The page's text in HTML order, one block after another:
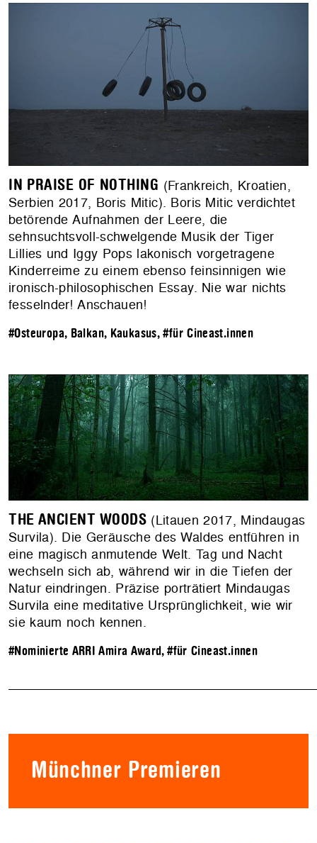
IN PRAISE OF NOTHING (Frankreich, Kroatien,
Serbien 2017, Boris Mitic). Boris Mitic verdichtet
betörende Aufnahmen der Leere, die
sehnsuchtsvoll-schwelgende Musik der Tiger
Lillies und Iggy Pops lakonisch vorgetragene
Kinderreime zu einem ebenso feinsinnigen wie
ironisch-philosophischen Essay. Nie war nichts
fesselnder! Anschauen!
#Osteuropa, Balkan, Kaukasus,#für Cineast.innen
THE ANCIENT WOODS (Litauen 2017, Mindaugas
Survila). Die Geräusche des Waldes entführen in
eine magisch anmutende Welt. Tag und Nacht
wechseln sich ab, während wir in die Tiefen der
Natur eindringen. Präzise porträtiert Mindaugas
Survila eine meditative Ursprünglichkeit, wie wir
sie kaum noch kennen.
#Nominierte ARRI Amira Award,#für Cineast.innen
Münchner Premieren